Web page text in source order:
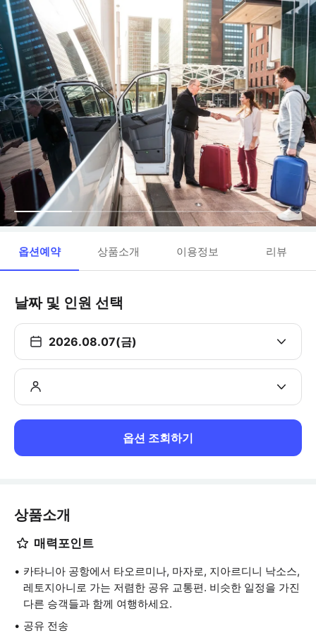
옵션예약 상품소개 이용정보 리뷰
날짜 및 인원 선택
2026.08.07(금)
옵션 조회하기
상품소개
매력포인트
카타니아 공항에서 타오르미나, 마자로, 지아르디니 낙소스,
레토지아니로 가는 저렴한 공유 교통편. 비슷한 일정을 가진
다른 승객들과 함께 여행하세요.
공유 전송